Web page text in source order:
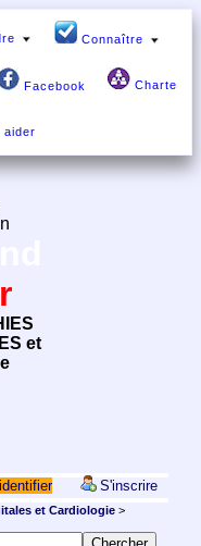
Connaître
Facebook Charte
et
S'inscrire
et Cardiologie>